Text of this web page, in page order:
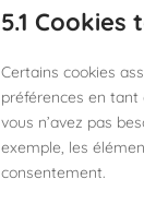
5.1
Certains cookies
préférences en tant
vous n’avez pas
exemple, les
consentement.